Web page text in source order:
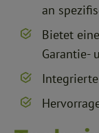
an
Bietet
Garantie-